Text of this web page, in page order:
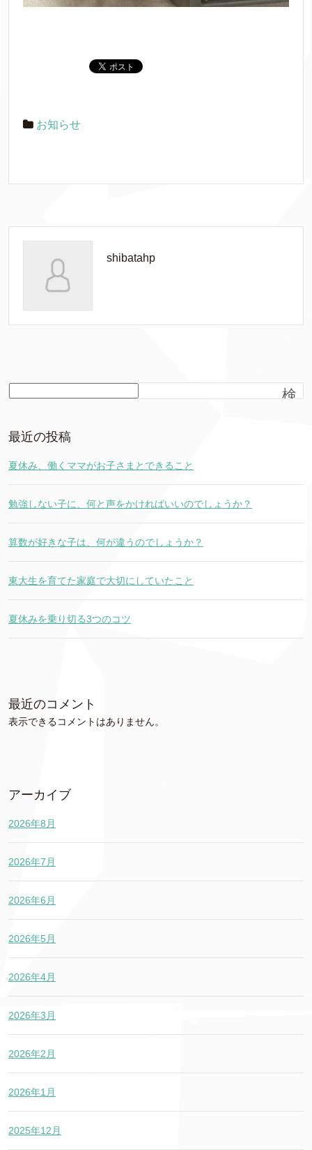
お知らせ
shibatahp
検
最近の投稿
夏休み、働くママがお子さまとできること
勉強しない子に、何と声をかければいいのでしょうか？
算数が好きな子は、何が違うのでしょうか？
東大生を育てた家庭で大切にしていたこと
夏休みを乗り切る3つのコツ
最近のコメント
表示できるコメントはありません。
アーカイブ
2026年8月
2026年7月
2026年6月
2026年5月
2026年4月
2026年3月
2026年2月
2026年1月
2025年12月